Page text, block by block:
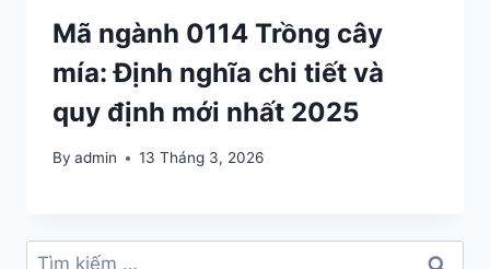
Mã ngành 0114 Trồng cây
mía: Định nghĩa chi tiết và
quy định mới nhất 2025
By admin 13 Tháng 3, 2026
Tìm